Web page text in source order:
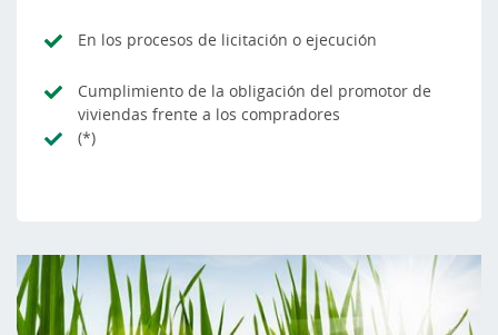
En los procesos de licitación o ejecución
Cumplimiento de la obligación del promotor de
viviendas frente a los compradores
(*)